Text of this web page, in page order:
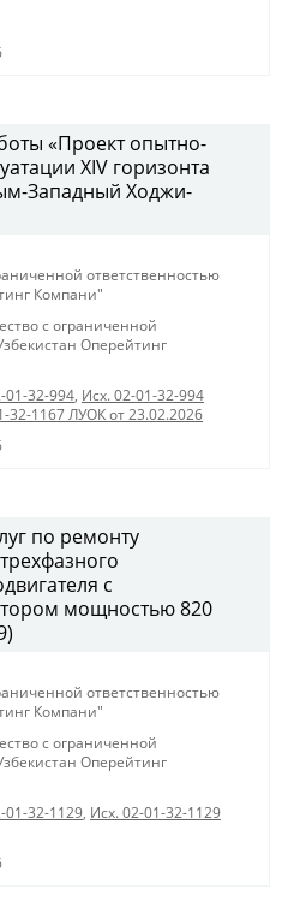
«Проект опытно-
XIV горизонта
Западный Ходжи-
ответственностью
Компани"
с ограниченной
Оперейтинг
32-994, Исх. 02-01-32-994
32-1167 ЛУОК от 23.02.2026
по ремонту
с
мощностью 820
ответственностью
Компани"
с ограниченной
Оперейтинг
32-1129, Исх. 02-01-32-1129